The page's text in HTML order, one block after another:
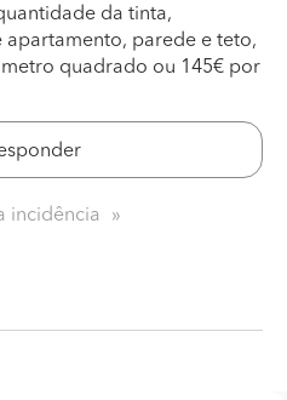
da tinta,
parede e teto,
quadrado ou 145€ por
incidência